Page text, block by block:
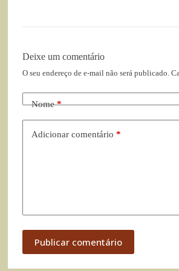
Deixe um comentário
O seu endereço de e-mail não será publicado.
Nome*
Adicionar comentário *
Publicar comentário